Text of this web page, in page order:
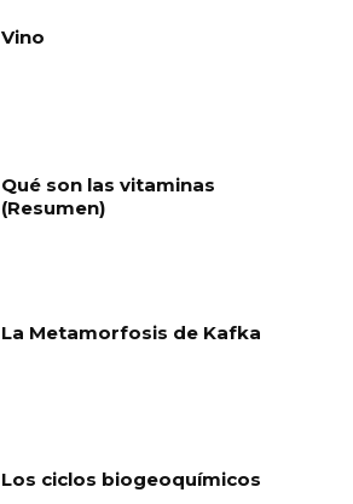
Vino
Qué son las vitaminas
(Resumen)
La Metamorfosis de Kafka
Los ciclos biogeoquímicos